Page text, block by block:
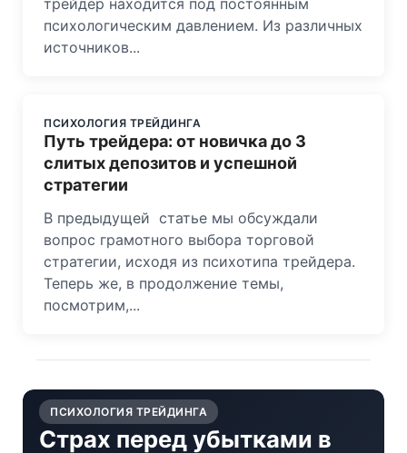
психологическим давлением. Из различных
источников...
ПСИХОЛОГИЯ ТРЕЙДИНГА
Путь трейдера: от новичка до 3
слитых депозитов и успешной
стратегии
В предыдущей статье мы обсуждали
вопрос грамотного выбора торговой
стратегии, исходя из психотипа трейдера.
Теперь же, в продолжение темы,
посмотрим,...
ПСИХОЛОГИЯ ТРЕЙДИНГА
Страх перед убытками в